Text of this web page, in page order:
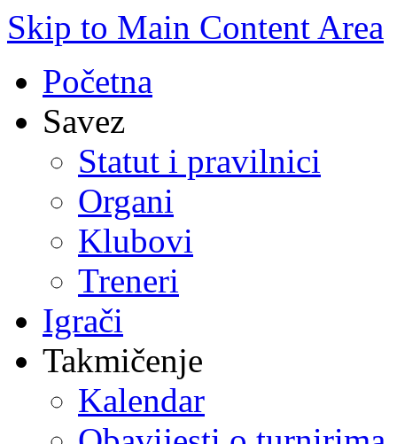
Skip to Main Content Area
Početna
Savez
Statut i pravilnici
Organi
Klubovi
Treneri
Igrači
Takmičenje
Kalendar